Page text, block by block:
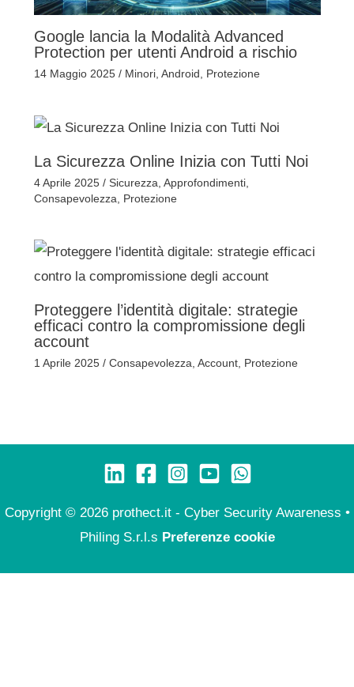
Google lancia la Modalità Advanced
Protection per utenti Android a rischio
14 Maggio 2025 / Minori, Android Protezione
La Sicurezza Online Inizia con Tutti Noi
4 Aprile 2025 / Sicurezza Approfondimenti,
Consapevolezza
Protezione
Proteggere l’identità digitale: strategie
efficaci contro la compromissione degli
account
1 Aprile 2025 / Consapevolezza Account, Protezione
Copyright © 2026 prothect.it - Cyber Security Awareness •
Philing S.r.l.s Preferenze cookie